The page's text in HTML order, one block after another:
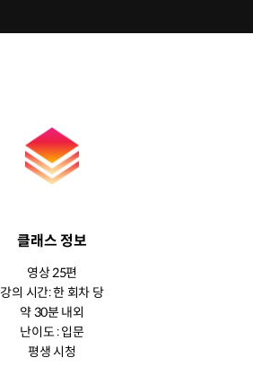
클래스 정보
영상 25편
강의 시간: 한 회차 당
약 30분 내외
난이도 : 입문
평생 시청